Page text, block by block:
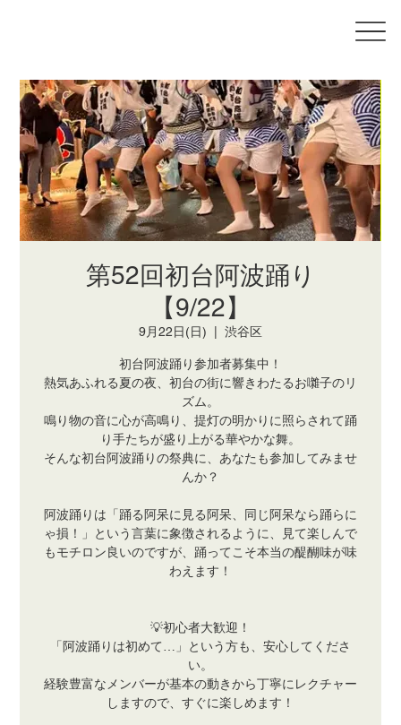
第52回初台阿波踊り
【9/22】
9月22日(日) 渋谷区
初台阿波踊り参加者募集中！
熱気あふれる夏の夜、初台の街に響きわたるお囃子のリ
ズム。
鳴り物の音に心が高鳴り、提灯の明かりに照らされて踊
り手たちが盛り上がる華やかな舞。
そんな初台阿波踊りの祭典に、あなたも参加してみませ
んか？
阿波踊りは「踊る阿呆に見る阿呆、同じ阿呆なら踊らに
ゃ損！」という言葉に象徴されるように、見て楽しんで
もモチロン良いのですが、踊ってこそ本当の醍醐味が味
わえます！
💡初心者大歓迎！
「阿波踊りは初めて…」という方も、安心してくださ
い。
経験豊富なメンバーが基本の動きから丁寧にレクチャー
しますので、すぐに楽しめます！